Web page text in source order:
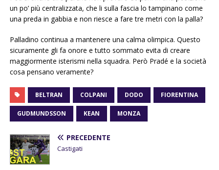
un po’ più centralizzata, che li sulla fascia lo tampinano come
una preda in gabbia e non riesce a fare tre metri con la palla?
Palladino continua a mantenere una calma olimpica. Questo
sicuramente gli fa onore e tutto sommato evita di creare
maggiormente isterismi nella squadra. Però Pradé e la società
cosa pensano veramente?
BELTRAN COLPANI DODO FIORENTINA
GUDMUNDSSON KEAN MONZA
PRECEDENTE
Castigati